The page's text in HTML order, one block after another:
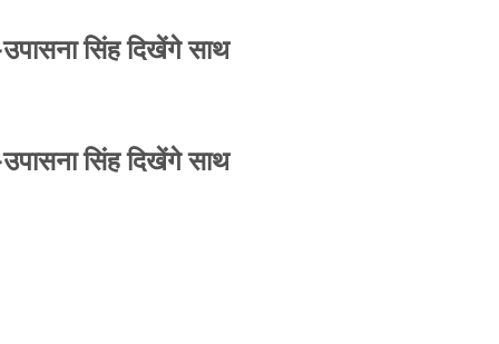
उपासना सिंह दिखेंगे साथ
उपासना सिंह दिखेंगे साथ